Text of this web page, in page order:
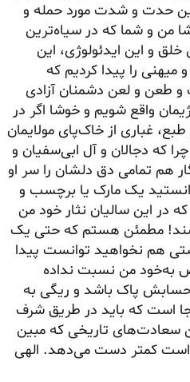
این حدت و شدت مورد حمله و
من و شما که در سیاه‌ترین
خلق و این ایدئولوژی، این
را پیدا کردیم که
طعن و لعن دشمنان آزادی
واقع شویم و خوشا اگر در
غباری از خاک‌پای مولایمان
که دجالان و آل ابی‌سفیان و
هم تمامی دق دلشان را سر او
یک مارک یا برچسب و
که در این سالیان نثار خود من
مطمئن هستم که حتی یک
هم نخواهید توانست پیدا
به‌خود من نسبت نداده
حسابش پاک باشد و ریگی به
است که باید در طریق شرف
سعادت‌های تاریخی که مبین
است کمتر دست می‌دهد. الهی